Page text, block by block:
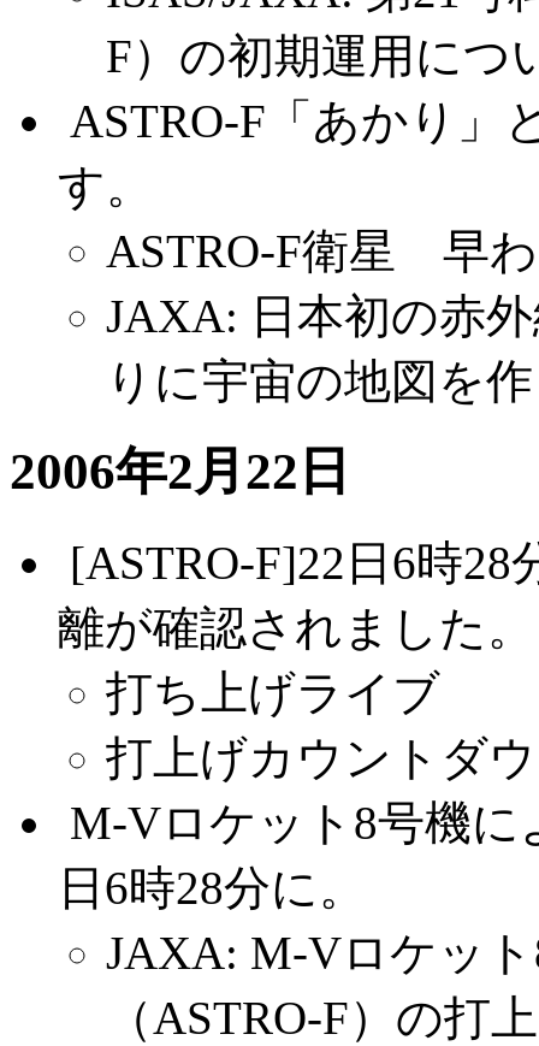
F）の初期運用につ
ASTRO-F「あかり」
す。
ASTRO-F衛星 早
JAXA: 日本初の赤
りに宇宙の地図を
2006年2月22日
[ASTRO-F]22日6時
離が確認されました。
打ち上げライブ
打上げカウントダ
M-Vロケット8号機に
日6時28分に。
JAXA: M-Vロケッ
（ASTRO-F）の打